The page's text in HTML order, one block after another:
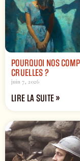
POURQUOI NOS
CRUELLES ?
juin 7, 2026
LIRE LA SUITE »